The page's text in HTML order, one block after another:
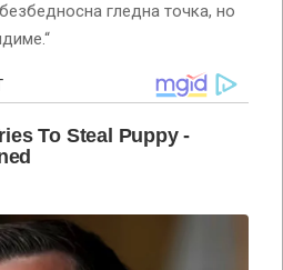
гледна точка, но